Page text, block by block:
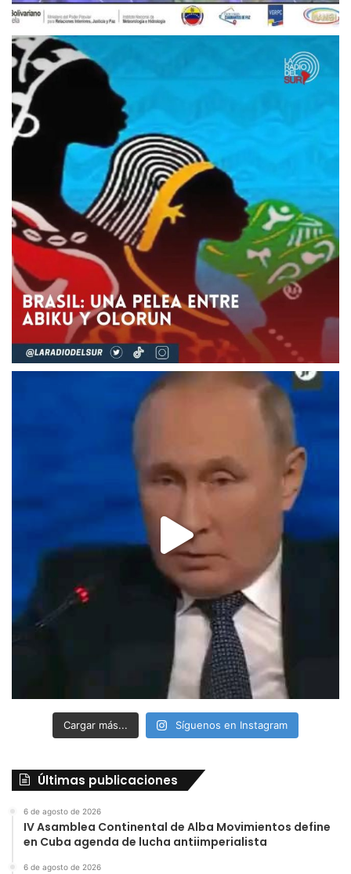
Cargar más... Síguenos en Instagram
Últimas publicaciones
6 de agosto de 2026
IV Asamblea Continental de Alba Movimientos define
en Cuba agenda de lucha antiimperialista
6 de agosto de 2026